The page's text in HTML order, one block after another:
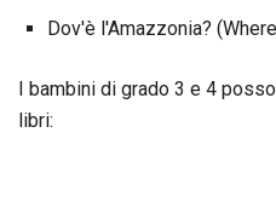
Dov'è l'Amazzonia?
I bambini di grado 3 e 4
libri: